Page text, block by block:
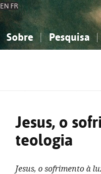
EN FR
Sobre Pesquisa
Jesus, o
teologia
Jesus, o sofrimento à